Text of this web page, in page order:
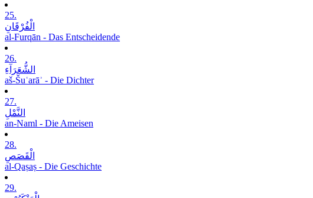
25.
الْفُرْقَانِ
al-Furqān - Das Entscheidende
26.
الشُّعَرَآءِ
aš-Šuʿarāʾ - Die Dichter
27.
النَّمْلِ
an-Naml - Die Ameisen
28.
الْقَصَصِ
al-Qaṣaṣ - Die Geschichte
29.